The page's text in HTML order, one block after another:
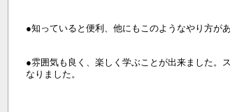
●知っていると便利、他にもこのようなやり方が
●雰囲気も良く、楽しく学ぶことが出来ました。
なりました。